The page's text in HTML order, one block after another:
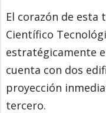
El corazón de esta
Científico
estratégicamente
cuenta con dos
proyección
tercero.